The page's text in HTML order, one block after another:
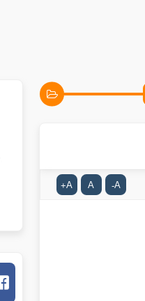
A
-
A
A
+